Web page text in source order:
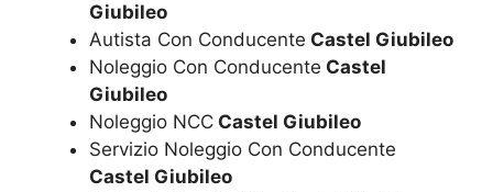
Giubileo
Autista Con Conducente Castel Giubileo
Noleggio Con Conducente Castel
Giubileo
Noleggio NCC Castel Giubileo
Servizio Noleggio Con Conducente
Castel Giubileo